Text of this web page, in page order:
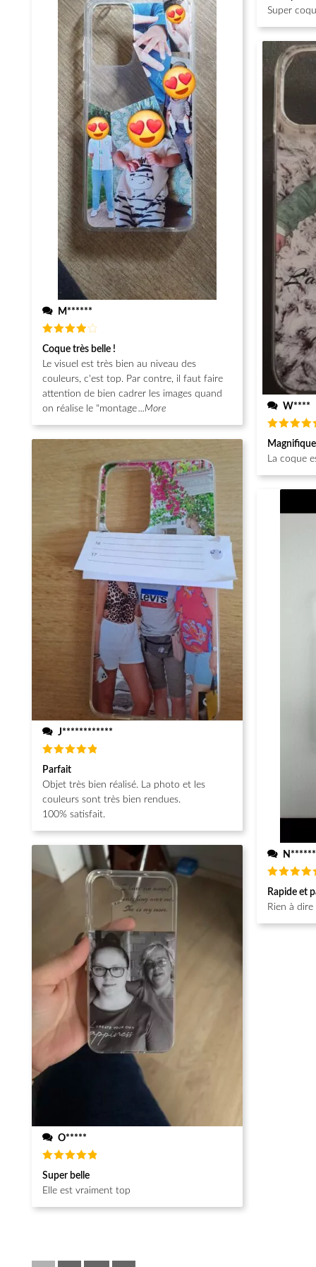
M******
Note
sur 5
Coque très belle !
Le visuel est très bien au niveau des
couleurs, c'est top. Par contre, il faut faire
attention de bien cadrer les images quand
on réalise le "montage ...More
J************
Note5
sur 5
Parfait
Objet très bien réalisé. La photo et les
couleurs sont très bien rendues.
100% satisfait.
O*****
Note
5
sur 5
Super belle
Elle est vraiment top
Super
W****
Note5
sur 5
Magnifique
La coque
Note
sur 5
Rapide et
Rien à dire